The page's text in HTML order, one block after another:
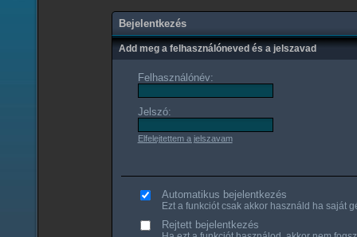
Bejelentkezés
Add meg a felhasználóneved és a jelszavad
Felhasználónév:
Jelszó:
Elfelejtettem a jelszavam
Automatikus bejelentkezés
Ezt a funkciót csak akkor használd ha saját
Rejtett bejelentkezés